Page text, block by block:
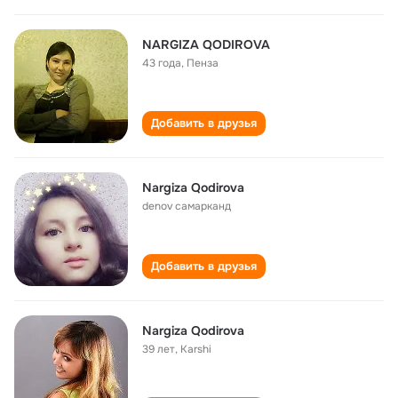
NARGIZA QODIROVA
43 года, Пенза
Добавить в друзья
Nargiza Qodirova
denov самарканд
Добавить в друзья
Nargiza Qodirova
39 лет, Karshi